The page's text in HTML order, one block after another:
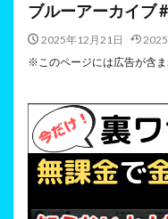
ブルーアーカイブ
2025年12月21日
※このページには広告が含